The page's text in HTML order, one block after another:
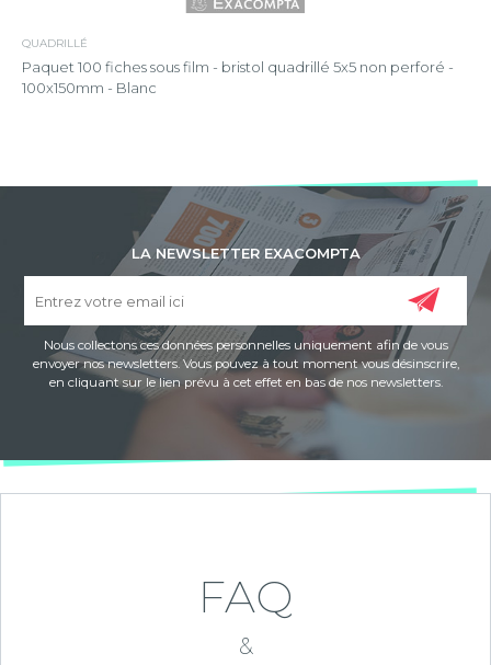
QUADRILLÉ
Paquet 100 fiches sous film - bristol quadrillé 5x5 non perforé -
100x150mm - Blanc
LA NEWSLETTER EXACOMPTA
Nous collectons ces données personnelles uniquement afin de vous
envoyer nos newsletters. Vous pouvez à tout moment vous désinscrire,
en cliquant sur le lien prévu à cet effet en bas de nos newsletters.
FAQ
&